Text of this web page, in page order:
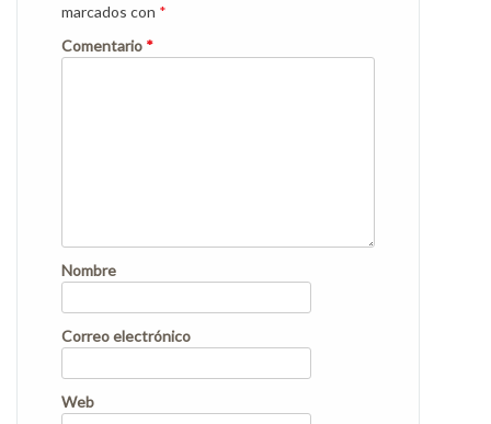
marcados con *
Comentario *
Nombre
Correo electrónico
Web